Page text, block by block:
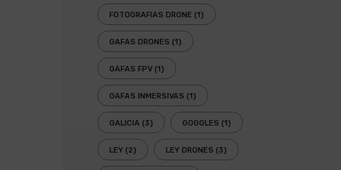
FOTOGRAFIAS DRONE (1)
GAFAS DRONES (1)
GAFAS FPV (1)
GAFAS INMERSIVAS (1)
GALICIA (3) GOGGLES (1)
LEY (2) LEY DRONES (3)